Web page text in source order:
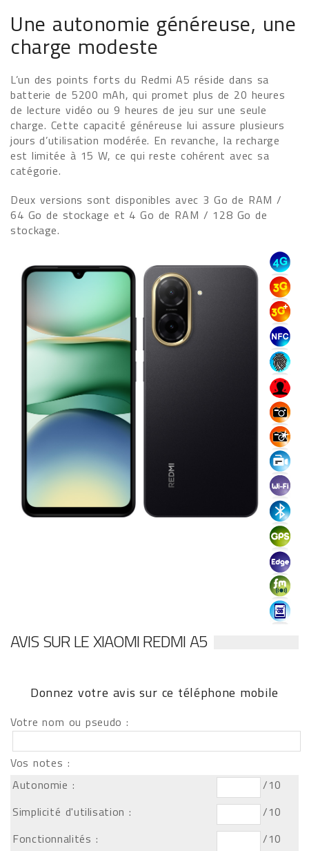
Une autonomie généreuse, une
charge modeste
L’un des points forts du Redmi A5 réside dans sa
batterie de 5200 mAh, qui promet plus de 20 heures
de lecture vidéo ou 9 heures de jeu sur une seule
charge. Cette capacité généreuse lui assure plusieurs
jours d’utilisation modérée. En revanche, la recharge
est limitée à 15 W, ce qui reste cohérent avec sa
catégorie.
Deux versions sont disponibles avec 3 Go de RAM /
64 Go de stockage et 4 Go de RAM / 128 Go de
stockage.
AVIS SUR LE XIAOMI REDMI A5
Donnez votre avis sur ce téléphone mobile
Votre nom ou pseudo :
Vos notes :
Autonomie :
/10
Simplicité d'utilisation :
/10
Fonctionnalités :
/10